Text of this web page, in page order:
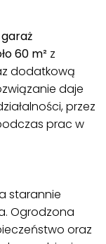
60 m² z
dodatkową
daje
przez
prac w
starannie
Ogrodzona
oraz